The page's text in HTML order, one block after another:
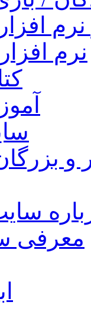
افزار
نرم
و
معرفی